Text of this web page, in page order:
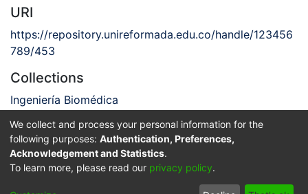
URI
https://repository.unireformada.edu.co/handle/123456
789/453
Collections
Ingeniería Biomédica
Full item page
Privacy policy End User Agreement Send Feedback
© 2025 Corporación Universitaria Reformada - Todos los
We collect and process your personal information for the
following purposes: Authentication, Preferences,
Acknowledgement and Statistics.
To learn more, please read our privacy policy.